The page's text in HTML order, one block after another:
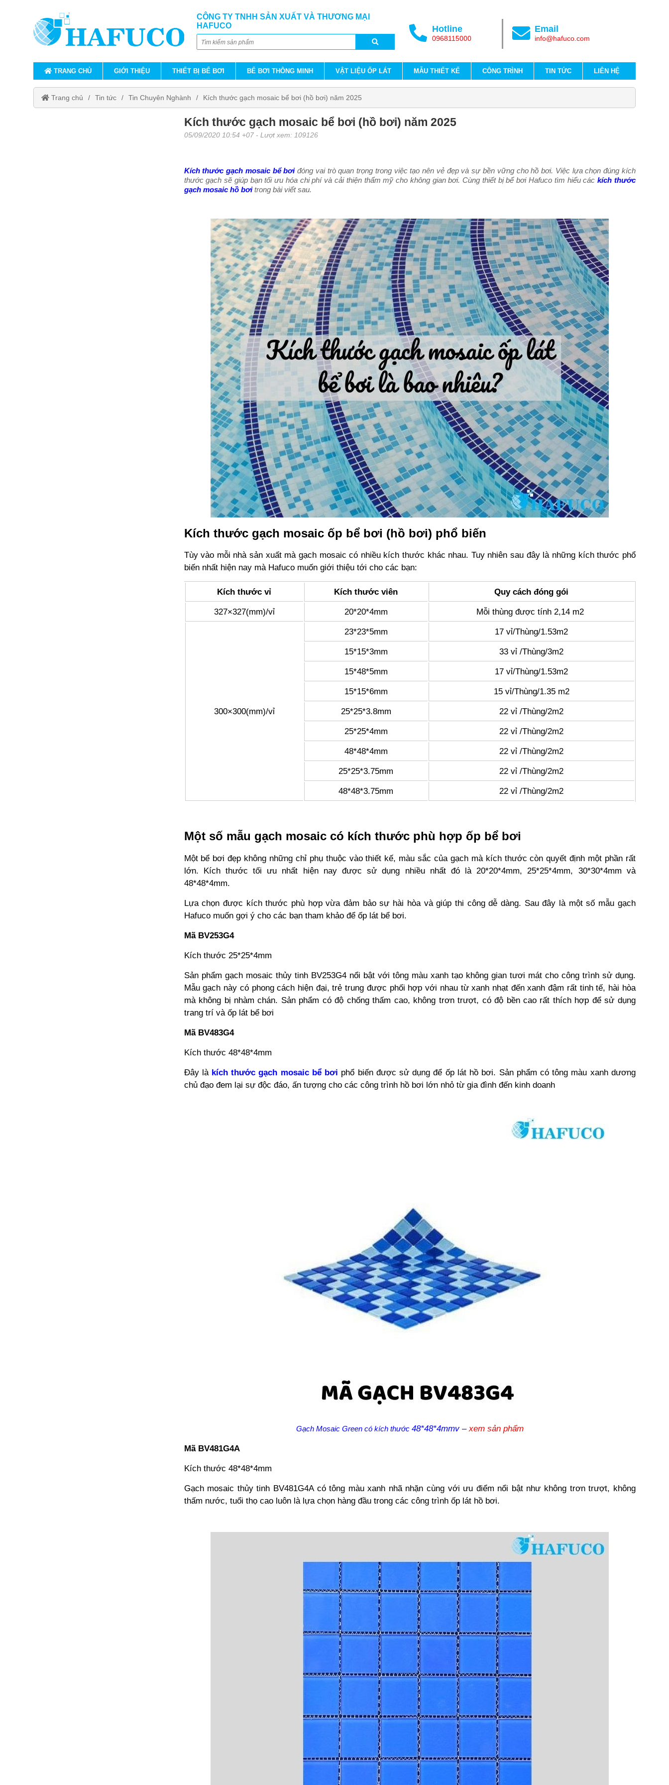
CÔNG TY TNHH SẢN XUẤT VÀ THƯƠNG MẠI
HAFUCO
Hotline
0968115000
Email
info@hafuco.com
TRANG CHỦ GIỚI THIỆU THIẾT BỊ BỂ BƠI BỂ BƠI THÔNG MINH VẬT LIỆU ỐP LÁT MẪU THIẾT KẾ CÔNG TRÌNH TIN TỨC LIÊN HỆ
Trang chủ Tin tức Tin Chuyên Nghành Kích thước gạch mosaic bể bơi (hồ bơi) năm 2025
Kích thước gạch mosaic bể bơi (hồ bơi) năm 2025
05/09/2020 10:54 +07 - Lượt xem: 109126
Kích thước gạch mosaic bể bơi đóng vai trò quan trọng trong việc tạo nên vẻ đẹp và sự bền vững cho hồ bơi. Việc lựa chọn đúng kích
thước gạch sẽ giúp bạn tối ưu hóa chi phí và cải thiện thẩm mỹ cho không gian bơi. Cùng thiết bị bể bơi Hafuco tìm hiểu cáckích thước
gạch mosaic hồ bơi trong bài viết sau.
Kích thước gạch mosaic ốp bể bơi (hồ bơi) phổ biến
Tùy vào mỗi nhà sản xuất mà gạch mosaic có nhiều kích thước khác nhau. Tuy nhiên sau đây là những kích thước phổ
biến nhất hiện nay mà Hafuco muốn giới thiệu tới cho các bạn:
Kích thước vỉ Kích thước viên
Quy cách đóng gói
327×327(mm)/vỉ
20*20*4mm Mỗi thùng được tính 2,14 m2
300×300(mm)/vỉ
23*23*5mm
17 vỉ/Thùng/1.53m2
15*15*3mm
33 vỉ /Thùng/3m2
15*48*5mm
17 vỉ/Thùng/1.53m2
15*15*6mm
15 vỉ/Thùng/1.35 m2
25*25*3.8mm
22 vỉ /Thùng/2m2
25*25*4mm
22 vỉ /Thùng/2m2
48*48*4mm
22 vỉ /Thùng/2m2
25*25*3.75mm
22 vỉ /Thùng/2m2
48*48*3.75mm
22 vỉ /Thùng/2m2
Một số mẫu gạch mosaic có kích thước phù hợp ốp bể bơi
Một bể bơi đẹp không những chỉ phụ thuộc vào thiết kế, màu sắc của gạch mà kích thước còn quyết định một phần rất
lớn. Kích thước tối ưu nhất hiện nay được sử dụng nhiều nhất đó là 20*20*4mm, 25*25*4mm, 30*30*4mm và
48*48*4mm.
Lựa chọn được kích thước phù hợp vừa đảm bảo sự hài hòa và giúp thi công dễ dàng. Sau đây là một số mẫu gạch
Hafuco muốn gợi ý cho các bạn tham khảo để ốp lát bể bơi.
Mã BV253G4
Kích thước 25*25*4mm
Sản phẩm gạch mosaic thủy tinh BV253G4 nổi bật với tông màu xanh tạo không gian tươi mát cho công trình sử dụng.
Mẫu gạch này có phong cách hiện đại, trẻ trung được phối hợp với nhau từ xanh nhạt đến xanh đậm rất tinh tế, hài hòa
mà không bị nhàm chán. Sản phẩm có độ chống thấm cao, không trơn trượt, có độ bền cao rất thích hợp để sử dụng
trang trí và ốp lát bể bơi
Mã BV483G4
Kích thước 48*48*4mm
Đây là kích thước gạch mosaic bể bơi phổ biến được sử dụng để ốp lát hồ bơi. Sản phẩm có tông màu xanh dương
chủ đạo đem lại sự độc đáo, ấn tượng cho các công trình hồ bơi lớn nhỏ từ gia đình đến kinh doanh
Gạch Mosaic Green có kích thước 48*48*4mmv – xem sản phẩm
Mã BV481G4A
Kích thước 48*48*4mm
Gạch mosaic thủy tinh BV481G4A có tông màu xanh nhã nhặn cùng với ưu điểm nổi bật như không trơn trượt, không
thấm nước, tuổi thọ cao luôn là lựa chọn hàng đầu trong các công trình ốp lát hồ bơi.